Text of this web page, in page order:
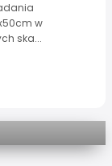
w
ska...